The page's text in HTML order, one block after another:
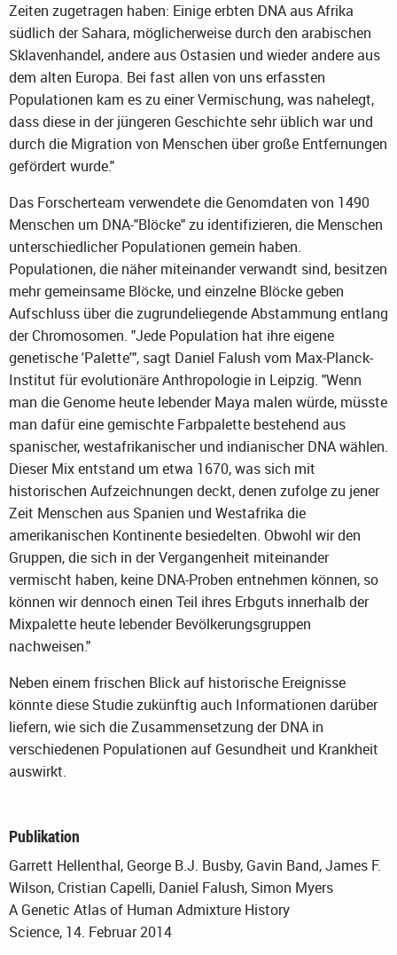
Zeiten zugetragen haben: Einige erbten DNA aus Afrika
südlich der Sahara, möglicherweise durch den arabischen
Sklavenhandel, andere aus Ostasien und wieder andere aus
dem alten Europa. Bei fast allen von uns erfassten
Populationen kam es zu einer Vermischung, was nahelegt,
dass diese in der jüngeren Geschichte sehr üblich war und
durch die Migration von Menschen über große Entfernungen
gefördert wurde."
Das Forscherteam verwendete die Genomdaten von 1490
Menschen um DNA-"Blöcke" zu identifizieren, die Menschen
unterschiedlicher Populationen gemein haben.
Populationen, die näher miteinander verwandt sind, besitzen
mehr gemeinsame Blöcke, und einzelne Blöcke geben
Aufschluss über die zugrundeliegende Abstammung entlang
der Chromosomen. "Jede Population hat ihre eigene
genetische 'Palette'", sagt Daniel Falush vom Max-Planck-
Institut für evolutionäre Anthropologie in Leipzig. "Wenn
man die Genome heute lebender Maya malen würde, müsste
man dafür eine gemischte Farbpalette bestehend aus
spanischer, westafrikanischer und indianischer DNA wählen.
Dieser Mix entstand um etwa 1670, was sich mit
historischen Aufzeichnungen deckt, denen zufolge zu jener
Zeit Menschen aus Spanien und Westafrika die
amerikanischen Kontinente besiedelten. Obwohl wir den
Gruppen, die sich in der Vergangenheit miteinander
vermischt haben, keine DNA-Proben entnehmen können, so
können wir dennoch einen Teil ihres Erbguts innerhalb der
Mixpalette heute lebender Bevölkerungsgruppen
nachweisen."
Neben einem frischen Blick auf historische Ereignisse
könnte diese Studie zukünftig auch Informationen darüber
liefern, wie sich die Zusammensetzung der DNA in
verschiedenen Populationen auf Gesundheit und Krankheit
auswirkt.
Publikation
Garrett Hellenthal, George B.J. Busby, Gavin Band, James F.
Wilson, Cristian Capelli, Daniel Falush, Simon Myers
A Genetic Atlas of Human Admixture History
Science, 14. Februar 2014